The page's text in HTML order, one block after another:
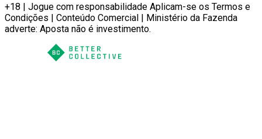
+18 | Jogue com responsabilidade Aplicam-se os Termos e
Condições | Conteúdo Comercial | Ministério da Fazenda
adverte: Aposta não é investimento.